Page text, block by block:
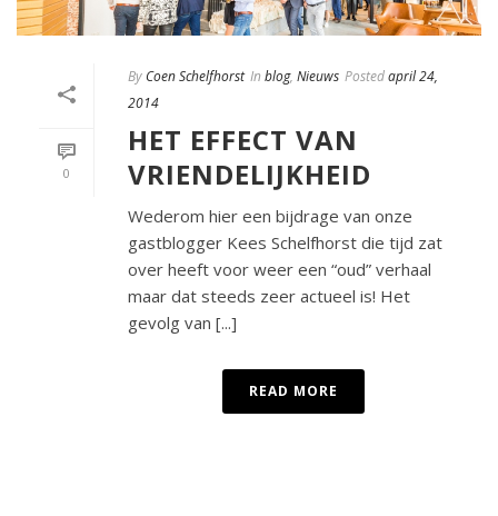
0
By Coen Schelfhorst In blog, Nieuws Postedapril 24,
2014
HET EFFECT VAN
VRIENDELIJKHEID
Wederom hier een bijdrage van onze
gastblogger Kees Schelfhorst die tijd zat
over heeft voor weer een “oud” verhaal
maar dat steeds zeer actueel is! Het
gevolg van [...]
READ MORE